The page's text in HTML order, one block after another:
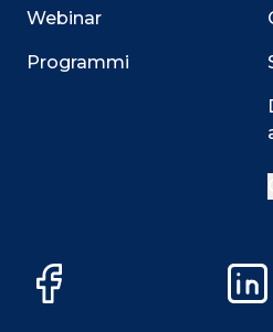
Webinar
Programmi
Facebook
Questo sito utilizza i cookie